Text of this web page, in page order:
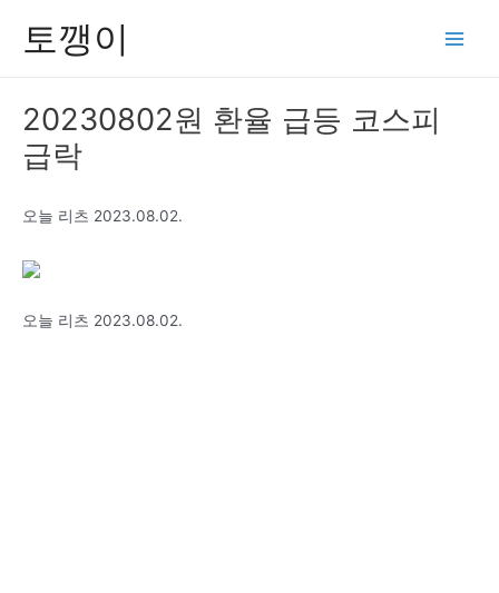
토깽이
20230802원 환율 급등 코스피
급락
오늘 리츠 2023.08.02.
오늘 리츠 2023.08.02.